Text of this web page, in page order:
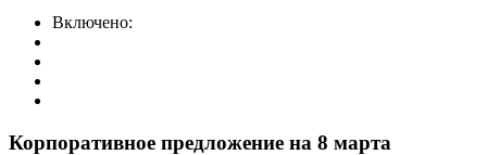
Включено:
Корпоративное предложение на 8 марта